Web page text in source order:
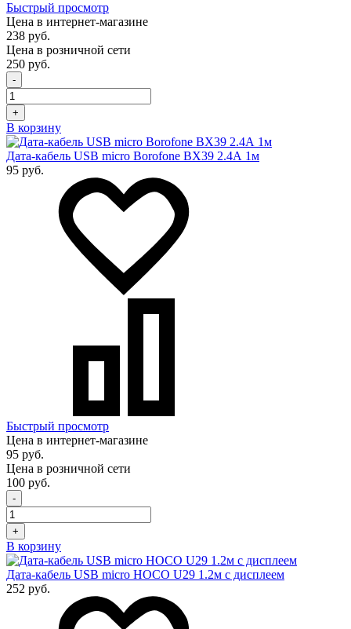
Быстрый просмотр
Цена в интернет-магазине
238 руб.
Цена в розничной сети
250 руб.
-
+
В корзину
Дата-кабель USB micro Borofone BX39 2.4А 1м
95 руб.
Быстрый просмотр
Цена в интернет-магазине
95 руб.
Цена в розничной сети
100 руб.
-
+
В корзину
Дата-кабель USB micro HOCO U29 1.2м с дисплеем
252 руб.